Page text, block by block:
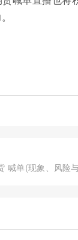
喊单(现象、风险